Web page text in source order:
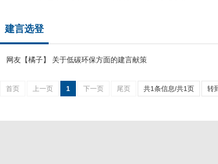
建言选登
网友【橘子】 关于低碳环保方面的建言献策
首页 上一页 1 下一页 尾页 共1条信息/共1页 转